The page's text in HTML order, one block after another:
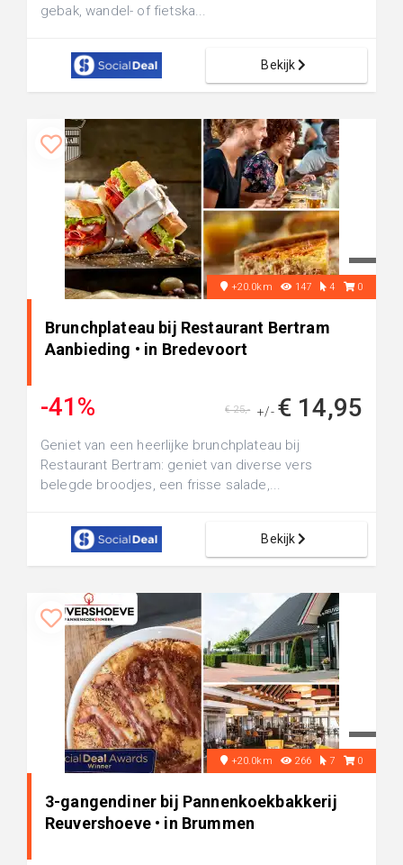
gebak, wandel- of fietska...
Bekijk
+20.0km 147 4 0
Brunchplateau bij Restaurant Bertram
Aanbieding • in Bredevoort
-41% +/- € 14,95
€ 25,-
Geniet van een heerlijke brunchplateau bij
Restaurant Bertram: geniet van diverse vers
belegde broodjes, een frisse salade,...
Bekijk
+20.0km 266 7 0
3-gangendiner bij Pannenkoekbakkerij
Reuvershoeve • in Brummen